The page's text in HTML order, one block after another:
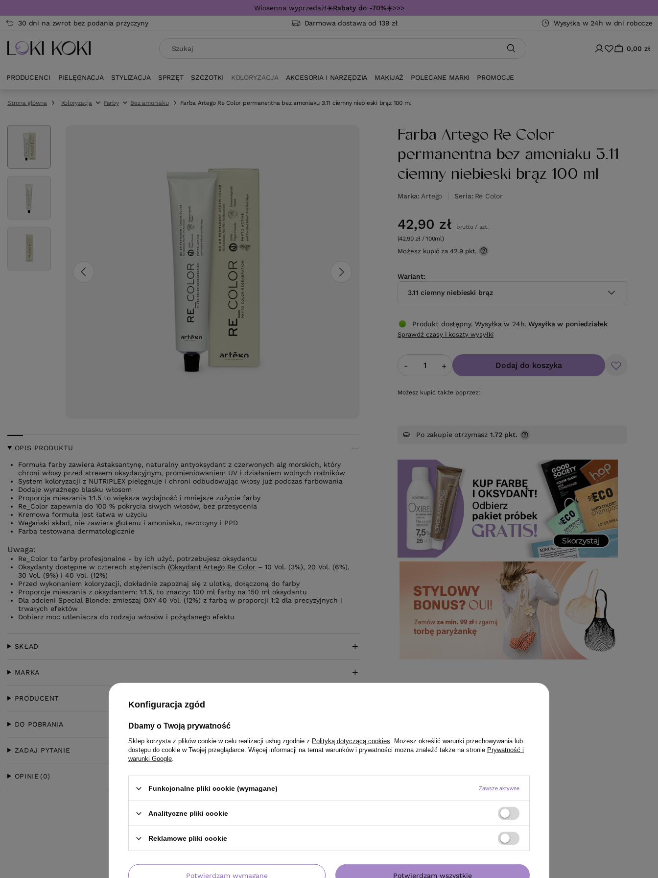
Wiosenna wyprzedaż!☀️Rabaty do -70%☀️>>>
30 dni na zwrot bez podania przyczyny
Darmowa dostawa od 139 zł Wysyłka w 24h w dni robocze
0,00 zł
PRODUCENCI PIELĘGNACJA STYLIZACJA SPRZĘT SZCZOTKI KOLORYZACJA AKCESORIA I NARZĘDZIA MAKIJAŻ POLECANE MARKI PROMOCJE
Strona główna Koloryzacja Farby Bez amoniaku Farba Artego Re Color permanentna bez amoniaku 3.11 ciemny niebieski brąz 100 ml
Farba Artego Re Color
permanentna bez amoniaku 3.11
ciemny niebieski brąz 100 ml
Marka Artego Seria Re Color
Wariant
3.11 ciemny niebieski brąz
42,90 zł brutto/ szt.
(42,90 zł / 100ml)
Możesz kupić za 42.9 pkt.
- + Dodaj do koszyka
Możesz kupić także poprzez:
Produkt dostępny. Wysyłka w 24h. Wysyłkaw poniedziałek
Sprawdź czasy i koszty wysyłki
Po zakupie otrzymasz1.72 pkt.
OPIS PRODUKTU
Formuła farby zawiera Astaksantynę, naturalny antyoksydant z czerwonych alg morskich, który
chroni włosy przed stresem oksydacyjnym, promieniowaniem UV i działaniem wolnych rodników
System koloryzacji z NUTRIPLEX pielęgnuje i chroni odbudowując włosy już podczas farbowania
Dodaje wyraźnego blasku włosom
Proporcja mieszania 1:1.5 to większa wydajność i mniejsze zużycie farby
Re_Color zapewnia do 100 % pokrycia siwych włosów, bez przesycenia
Kremowa formuła jest łatwa w użyciu
Wegański skład, nie zawiera glutenu i amoniaku, rezorcyny i PPD
Farba testowana dermatologicznie
Uwaga:
Re_Color to farby profesjonalne - by ich użyć, potrzebujesz oksydantu
Oksydanty dostępne w czterech stężeniach (Oksydant Artego Re Color – 10 Vol. (3%), 20 Vol. (6%),
30 Vol. (9%) i 40 Vol. (12%)
Przed wykonaniem koloryzacji, dokładnie zapoznaj się z ulotką, dołączoną do farby
Proporcje mieszania z oksydantem: 1:1.5, to znaczy: 100 ml farby na 150 ml oksydantu
Dla odcieni Special Blonde: zmieszaj OXY 40 Vol. (12%) z farbą w proporcji 1:2 dla precyzyjnych i
trwałych efektów
Dobierz moc utleniacza do rodzaju włosów i pożądanego efektu
SKŁAD
MARKA
PRODUCENT
DO POBRANIA
ZADAJ PYTANIE
OPINIE (0)
Konfiguracja zgód
Dbamy o Twoją prywatność
Sklep korzysta z plików cookie w celu realizacji usług zgodnie z Polityką dotyczącą cookies . Możesz określić warunki przechowywania lub
dostępu do cookie w Twojej przeglądarce. Więcej informacji na temat warunków i prywatności można znaleźć także na stronie Prywatność i
warunki Google
Funkcjonalne pliki cookie (wymagane) Zawsze aktywne
Analityczne pliki cookie
Reklamowe pliki cookie
Potwierdzam wymagane Potwierdzam wszystkie